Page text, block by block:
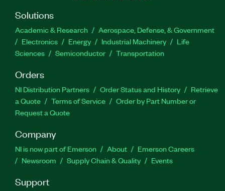
Solutions
Academic & Research
Aerospace, Defense, & Government
Electronics
Energy Industrial Machinery
Life
Sciences
Semiconductor Transportation
Orders
NI Distribution Partners Order Status and History
Retrieve
a Quote
Terms of Service
Order by Part Number or
Request a Quote
Company
NI is now part of Emerson About
Emerson Careers
Newsroom
Supply Chain & Quality Events
Support